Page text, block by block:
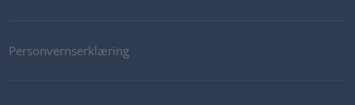
Personvernserklæring